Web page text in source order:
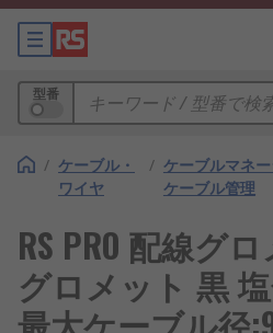
型番
/ ケーブル・
ワイヤ
/ ケーブルマネー
ケーブル管理
RS PRO 配線グ
グロメット 黒